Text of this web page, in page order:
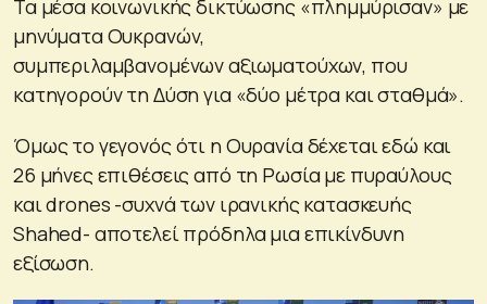
Τα μέσα κοινωνικής δικτύωσης «πλημμύρισαν» με
μηνύματα Ουκρανών,
συμπεριλαμβανομένων αξιωματούχων, που
κατηγορούν τη Δύση για «δύο μέτρα και σταθμά».
Όμως το γεγονός ότι η Ουρανία δέχεται εδώ και
26 μήνες επιθέσεις από τη Ρωσία με πυραύλους
και drones -συχνά των ιρανικής κατασκευής
Shahed- αποτελεί πρόδηλα μια επικίνδυνη
εξίσωση.